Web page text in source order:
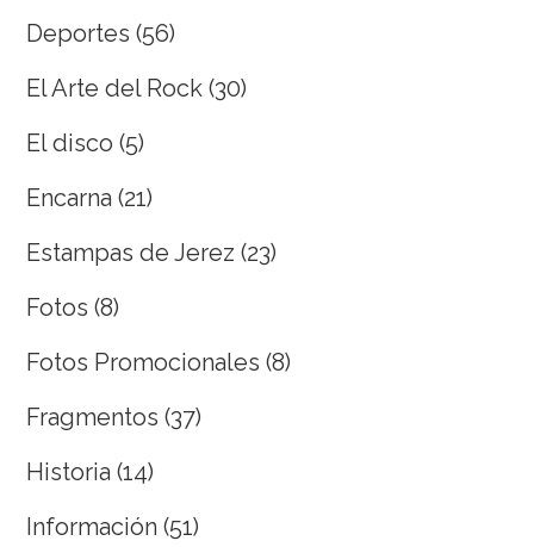
Deportes (56)
El Arte del Rock (30)
El disco (5)
Encarna (21)
Estampas de Jerez (23)
Fotos (8)
Fotos Promocionales (8)
Fragmentos (37)
Historia (14)
Información (51)